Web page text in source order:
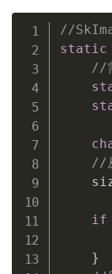
//
static
//
//
if
}